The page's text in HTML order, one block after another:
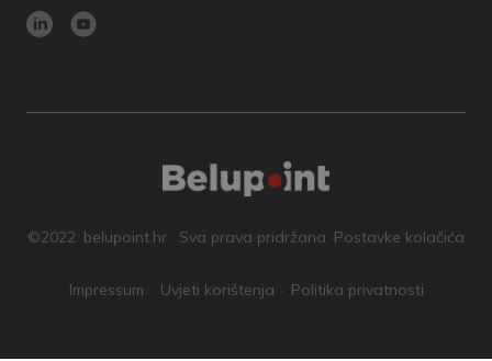
©2022. belupoint.hr · Sva prava pridržana ·Postavke kolačića
Impressum Uvjeti korištenja Politika privatnosti